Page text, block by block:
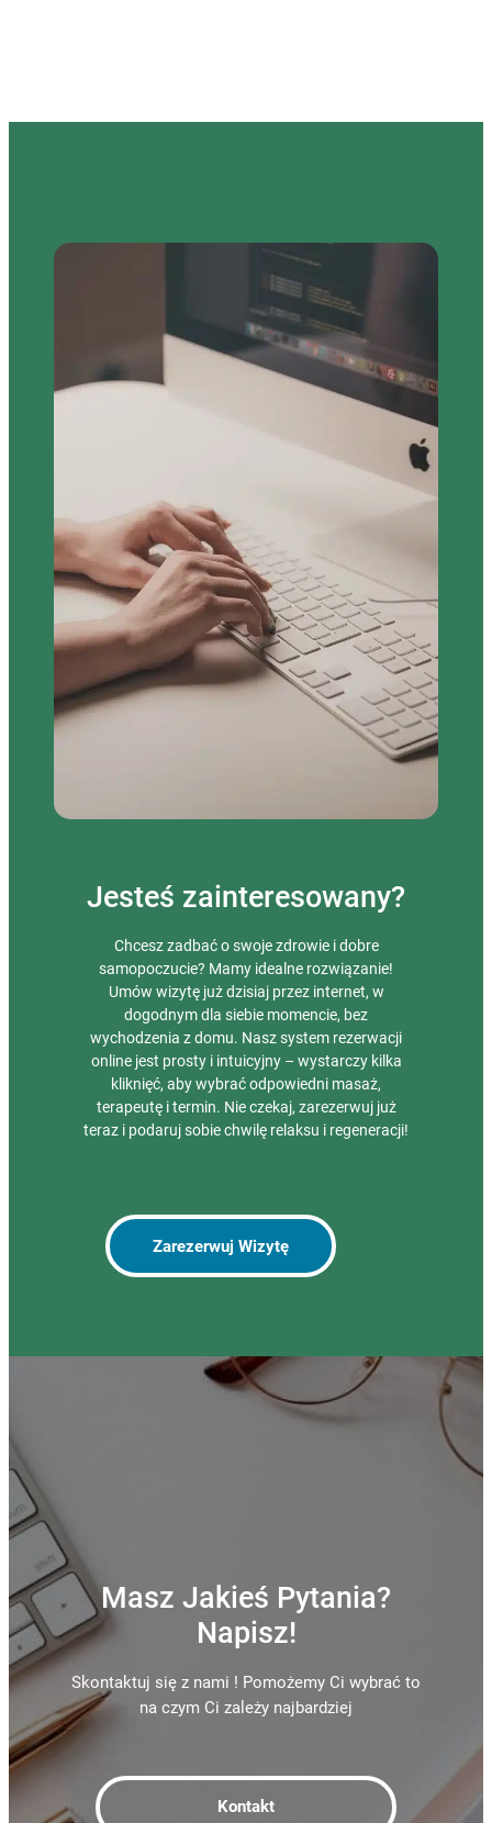
Jesteś zainteresowany?
Chcesz zadbać o swoje zdrowie i dobre
samopoczucie? Mamy idealne rozwiązanie!
Umów wizytę już dzisiaj przez internet, w
dogodnym dla siebie momencie, bez
wychodzenia z domu. Nasz system rezerwacji
online jest prosty i intuicyjny – wystarczy kilka
kliknięć, aby wybrać odpowiedni masaż,
terapeutę i termin. Nie czekaj, zarezerwuj już
teraz i podaruj sobie chwilę relaksu i regeneracji!
Zarezerwuj Wizytę
Masz Jakieś Pytania?
Napisz!
Skontaktuj się z nami ! Pomożemy Ci wybrać to
na czym Ci zależy najbardziej
Kontakt